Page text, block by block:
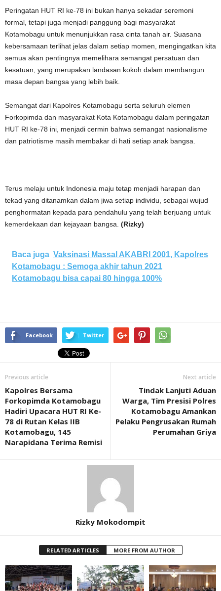
Peringatan HUT RI ke-78 ini bukan hanya sekadar seremoni
formal, tetapi juga menjadi panggung bagi masyarakat
Kotamobagu untuk menunjukkan rasa cinta tanah air. Suasana
kebersamaan terlihat jelas dalam setiap momen, mengingatkan kita
semua akan pentingnya memelihara semangat persatuan dan
kesatuan, yang merupakan landasan kokoh dalam membangun
masa depan bangsa yang lebih baik.
Semangat dari Kapolres Kotamobagu serta seluruh elemen
Forkopimda dan masyarakat Kota Kotamobagu dalam peringatan
HUT RI ke-78 ini, menjadi cermin bahwa semangat nasionalisme
dan patriotisme masih membakar di hati setiap anak bangsa.
Terus melaju untuk Indonesia maju tetap menjadi harapan dan
tekad yang ditanamkan dalam jiwa setiap individu, sebagai wujud
penghormatan kepada para pendahulu yang telah berjuang untuk
kemerdekaan dan kejayaan bangsa. (Rizky)
Baca juga Vaksinasi Massal AKABRI 2001, Kapolres
Kotamobagu : Semoga akhir tahun 2021
Kotamobagu bisa capai 80 hingga 100%
Facebook Twitter
Previous article
Kapolres Bersama
Forkopimda Kotamobagu
Hadiri Upacara HUT RI Ke-
78 di Rutan Kelas IIB
Kotamobagu, 145
Narapidana Terima Remisi
Next article
Tindak Lanjuti Aduan
Warga, Tim Presisi Polres
Kotamobagu Amankan
Pelaku Pengrusakan Rumah
Perumahan Griya
Rizky Mokodompit
RELATED ARTICLES MORE FROM AUTHOR